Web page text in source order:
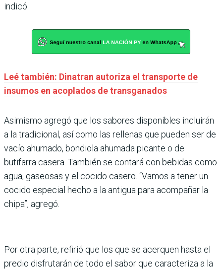
indicó.
Leé también: Dinatran autoriza el transporte de
insumos en acoplados de transganados
Asimismo agregó que los sabores disponibles incluirán
a la tradicional, así como las rellenas que pueden ser de
vacío ahumado, bondiola ahumada picante o de
butifarra casera. También se contará con bebidas como
agua, gaseosas y el cocido casero. “Vamos a tener un
cocido especial hecho a la antigua para acompañar la
chipa”, agregó.
Por otra parte, refirió que los que se acerquen hasta el
predio disfrutarán de todo el sabor que caracteriza a la